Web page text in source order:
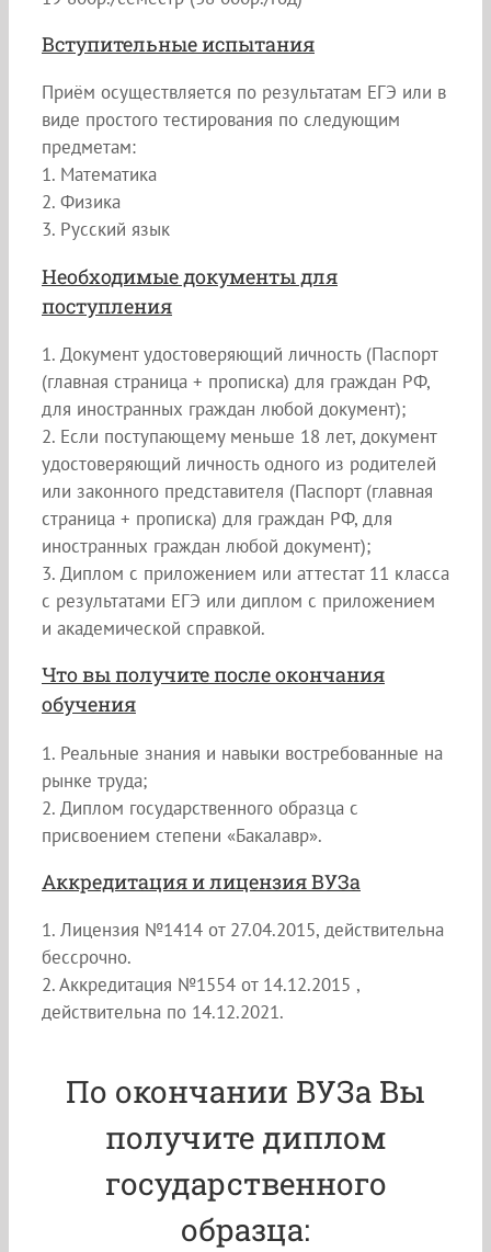
Вступительные испытания
Приём осуществляется по результатам ЕГЭ или в
виде простого тестирования по следующим
предметам:
1. Математика
2. Физика
3. Русский язык
Необходимые документы для
поступления
1. Документ удостоверяющий личность (Паспорт
(главная страница + прописка) для граждан РФ,
для иностранных граждан любой документ);
2. Если поступающему меньше 18 лет, документ
удостоверяющий личность одного из родителей
или законного представителя (Паспорт (главная
страница + прописка) для граждан РФ, для
иностранных граждан любой документ);
3. Диплом с приложением или аттестат 11 класса
с результатами ЕГЭ или диплом с приложением
и академической справкой.
Что вы получите после окончания
обучения
1. Реальные знания и навыки востребованные на
рынке труда;
2. Диплом государственного образца с
присвоением степени «Бакалавр».
Аккредитация и лицензия ВУЗа
1. Лицензия №1414 от 27.04.2015, действительна
бессрочно.
2. Аккредитация №1554 от 14.12.2015 ,
действительна по 14.12.2021.
По окончании ВУЗа Вы
получите диплом
государственного
образца: